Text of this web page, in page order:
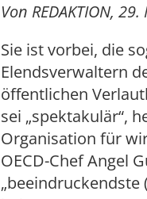
Von REDAKTION,
Sie ist vorbei, die
Elendsverwaltern
öffentlichen
sei „spektakulär“,
Organisation für
OECD-Chef Angel
„beeindruckendste